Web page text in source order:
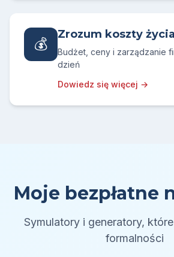
💰
Zrozum koszty życia
Budżet, ceny i zarządzanie
dzień
Dowiedz się więcej →
Moje bezpłatne
Symulatory i generatory,
formalności